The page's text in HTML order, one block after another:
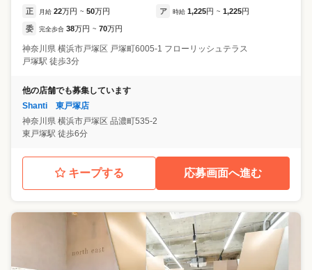
正 月給 22万円 ~ 50万円 ア 時給 1,225円 ~ 1,225円
委 完全歩合 38万円 ~ 70万円
神奈川県 横浜市戸塚区 戸塚町6005-1 フローリッシュテラス
戸塚駅 徒歩3分
他の店舗でも募集しています
Shanti 東戸塚店
神奈川県 横浜市戸塚区 品濃町535-2
東戸塚駅 徒歩6分
キープする 応募画面へ進む